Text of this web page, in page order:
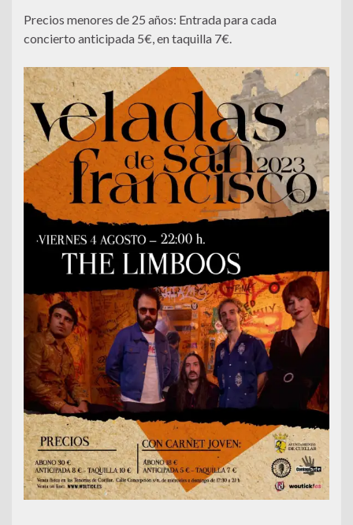
Precios menores de 25 años: Entrada para cada
concierto anticipada 5€, en taquilla 7€.